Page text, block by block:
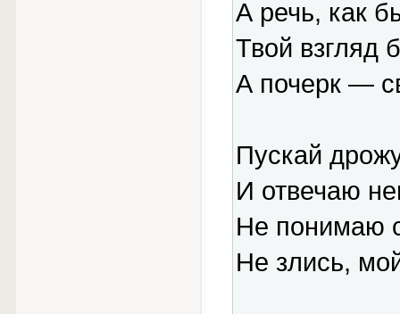
А речь, как
Твой взгляд
А почерк —
Пускай
И отвечаю
Не понимаю
Не злись,